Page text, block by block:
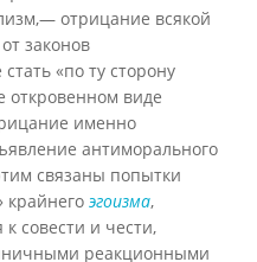
отрицание всякой
законов
«по ту сторону
откровенном виде
именно
антиморального
связаны попытки
крайнего эгоизма,
совести и чести,
реакционными